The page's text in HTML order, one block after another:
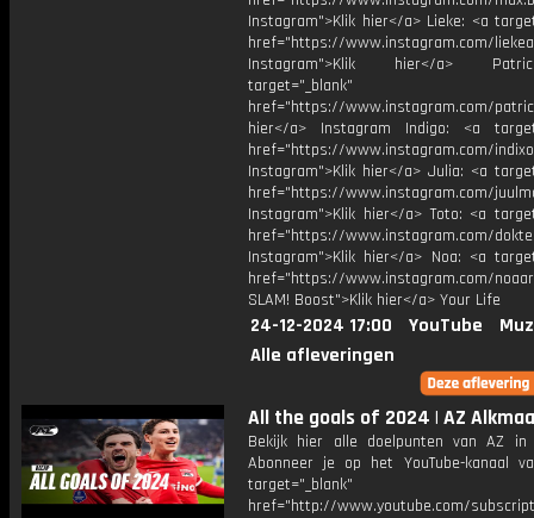
Instagram">Klik hier</a> Lieke: <a
href="https://www.instagram.com/
Instagram">Klik hier</a>
target="_blank"
href="https://www.instagram.com/
hier</a> Instagram Indigo: <a
href="https://www.instagram.com/
Instagram">Klik hier</a> Julia: <a
href="https://www.instagram.com/
Instagram">Klik hier</a> Toto: <a
href="https://www.instagram.com/
Instagram">Klik hier</a> Noa: <a
href="https://www.instagram.com/
SLAM! Boost">Klik hier</a> Your Life
24-12-2024 17:00 YouTube
Alle afleveringen
All the goals of 2024 | AZ
Bekijk hier alle doelpunten van AZ
Abonneer je op het YouTube-kanaal
target="_blank"
href="http://www.youtube.com/